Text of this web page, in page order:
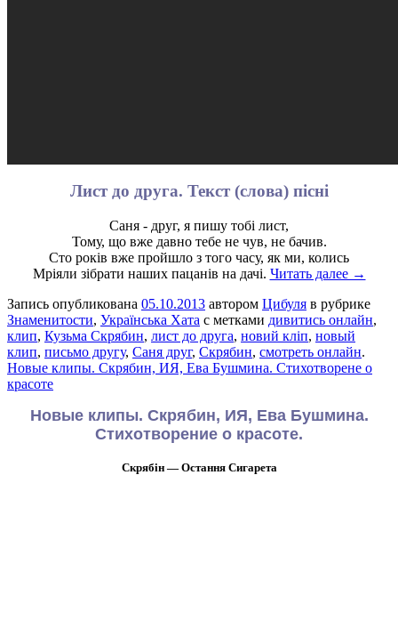
Лист до друга. Текст (слова) пісні
Саня - друг, я пишу тобі лист,
Тому, що вже давно тебе не чув, не бачив.
Сто років вже пройшло з того часу, як ми, колись
Мріяли зібрати наших пацанів на дачі. Читать далее →
Запись опубликована 05.10.2013 автором Цибуля в рубрике
Знаменитости, Українська Хата с метками дивитись онлайн,
клип, Кузьма Скрябин, лист до друга, новий кліп, новый
клип, письмо другу, Саня друг, Скрябин, смотреть онлайн.
Новые клипы. Скрябин, ИЯ, Ева Бушмина. Стихотворене о
красоте
Новые клипы. Скрябин, ИЯ, Ева Бушмина.
Стихотворение о красоте.
Скрябін — Остання Сигарета